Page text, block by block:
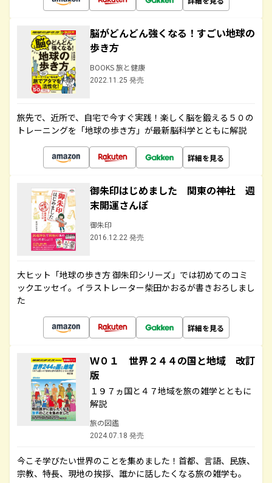
脳がどんどん強くなる！すごい地球の
歩き方
BOOKS 旅と健康
2022.11.25 発売
旅先で、近所で、自宅で今すぐ実践！楽しく脳を鍛える５０の
トレーニングを「地球の歩き方」が最新脳科学とともに解説
詳細を見る
御朱印はじめました 関東の神社 週
末開運さんぽ
御朱印
2016.12.22 発売
大ヒット「地球の歩き方 御朱印シリーズ」では初めてのコミ
ックエッセイ。イラストレーター柴田かおるが書きおろしまし
た
詳細を見る
Ｗ０１ 世界２４４の国と地域 改訂
版
１９７ヵ国と４７地域を旅の雑学とともに
解説
旅の図鑑
2024.07.18 発売
今こそ学びたい世界のことを集めました！首都、言語、民族、
宗教、特長、現地の挨拶、誰かに話したくなる旅の雑学も。